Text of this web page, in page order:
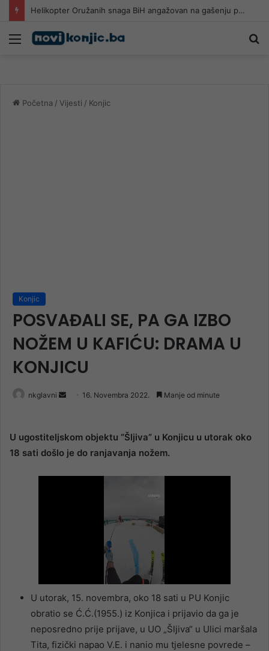
Helikopter Oružanih snaga BiH angažovan na gašenju požara u Konjicu
Meni
Početna / Vijesti / Konjic
Konjic
POSVAĐALI SE, PA GA IZBO
NOŽEM U KAFIĆU: DRAMA U
KONJICU
nkglavni
Send 16. Novembra 2022. Manje od minute
U ugostiteljskom objektu “Šljiva” u Konjicu u utorak oko
18 sati došlo je do ranjavanja nožem.
U utorak, 15. novembra, oko 18 sati u PU Konjic
obratio se Ć.Ć.(1955.) iz Konjica i prijavio da ga je
neposredno prije prijave, u UO „Šljiva“ u Ulici maršala
Tita, fizički napao V.E. i nanio mu tjelesne povrede –